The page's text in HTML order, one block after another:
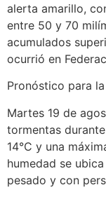
alerta amarillo,
entre 50 y 70
acumulados
ocurrió en
Pronóstico para
Martes 19 de
tormentas
14°C y una
humedad se
pesado y con